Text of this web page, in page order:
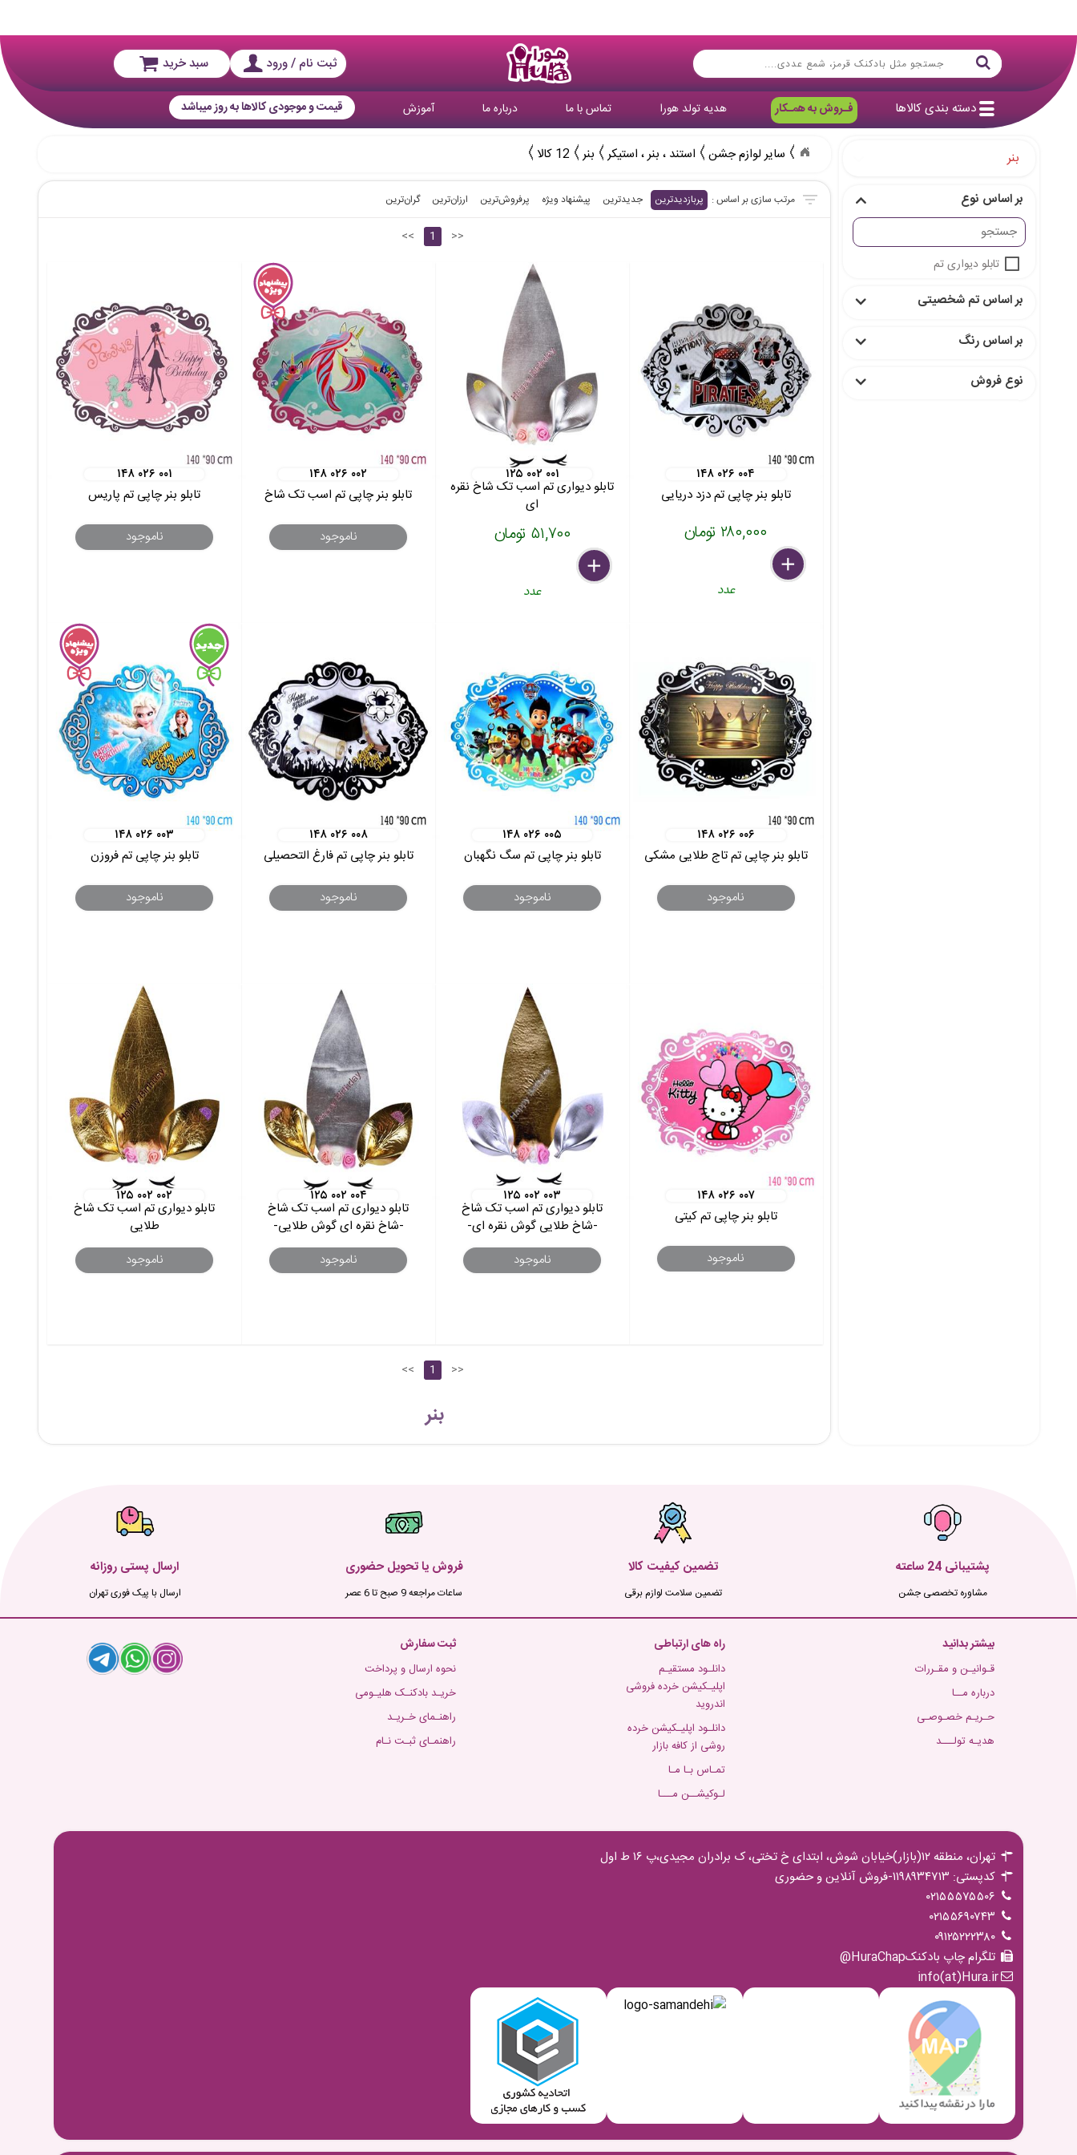
ثبت نام / ورود سبد خرید
دسته بندی کالاها فـروش به همـکار هدیه تولد هورا تماس با ما درباره ما آموزش قیمت و موجودی کالاها به روز میباشد
سایر لوازم جشن استند ، بنر ، استیکر بنر 12 کالا
پربازدیدترین جدیدترین پیشنهاد ویژه پرفروش‌ترین‌ ارزان‌ترین گران‌ترین
<< 1 >>
۱۴۸ ۰۲۶ ۰۰۴
تابلو بنر چاپی تم دزد دریایی
۲۸۰,۰۰۰ تومان
delete
remove
add
عدد
۱۲۵ ۰۰۲ ۰۰۱
تابلو دیواری تم اسب تک شاخ نقره
ای
۵۱,۷۰۰ تومان
delete
remove
add
عدد
۱۴۸ ۰۲۶ ۰۰۲
تابلو بنر چاپی تم اسب تک شاخ
ناموجود
۱۴۸ ۰۲۶ ۰۰۱
تابلو بنر چاپی تم پاریس
ناموجود
۱۴۸ ۰۲۶ ۰۰۶
تابلو بنر چاپی تم تاج طلایی مشکی
ناموجود
۱۴۸ ۰۲۶ ۰۰۵
تابلو بنر چاپی تم سگ نگهبان
ناموجود
۱۴۸ ۰۲۶ ۰۰۸
تابلو بنر چاپی تم فارغ التحصیلی
ناموجود
۱۴۸ ۰۲۶ ۰۰۳
تابلو بنر چاپی تم فروزن
ناموجود
۱۴۸ ۰۲۶ ۰۰۷
تابلو بنر چاپی تم کیتی
ناموجود
۱۲۵ ۰۰۲ ۰۰۳
تابلو دیواری تم اسب تک شاخ
-شاخ طلایی گوش نقره ای-
ناموجود
۱۲۵ ۰۰۲ ۰۰۴
تابلو دیواری تم اسب تک شاخ
-شاخ نقره ای گوش طلایی-
ناموجود
۱۲۵ ۰۰۲ ۰۰۲
تابلو دیواری تم اسب تک شاخ
طلایی
ناموجود
<< 1 >>
بنر
بنر
بر اساس نوع
تابلو دیواری تم
بر اساس تم شخصیتی
بر اساس رنگ
نوع فروش
پشتیبانی 24 ساعته
مشاوره تخصصی جشن
تضمین کیفیت کالا
تضمین سلامت لوازم برقی
فروش یا تحویل حضوری
ساعات مراجعه 9 صبح تا 6 عصر
ارسال پستی روزانه
ارسال با پیک فوری تهران
بیشتر بدانید
قـوانیـن و مقـررات
درباره مــا
حـریـم خصـوصـی
هدیـه تولـــد
راه های ارتباطی
دانلـود مستقیـم
اپلیـکیشن خرده فروشی
اندروید
دانلـود اپلیـکیشن خرده
روشی از کافه بازار
تمـاس بـا مـا
لـوکیشــن مـــا
ثبت سفارش
نحوه ارسال و پرداخت
خریـد بادکنـک هلیـومی
راهنـمای خـریـد
راهنمـای ثبـت نـام
تهران، منطقه ۱۲(بازار)خیابان شوش، ابتدای خ تختی، ک برادران مجیدی،پ ۱۶ ط اول
کدپستی: ۱۱۹۸۹۳۴۷۱۳-فروش آنلاین و حضوری
۰۲۱۵۵۵۷۵۵۰۶
۰۲۱۵۵۶۹۰۷۴۳
۰۹۱۲۵۲۲۲۳۸۰
تلگرام چاپ بادکنکHuraChap@
info(at)Hura.ir